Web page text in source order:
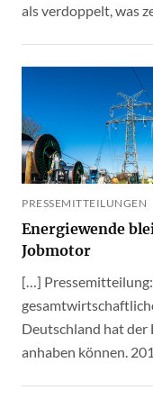
als verdoppelt, was
PRESSEMITTEILUNGEN
Energiewende
Jobmotor
[…]
Deutschland hat der
anhaben können.